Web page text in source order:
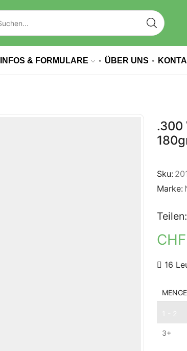
INFOS & FORMULARE ÜBER UNS
.300
Sku:
Marke:
Teilen:
CHF
16
MENGE
3+